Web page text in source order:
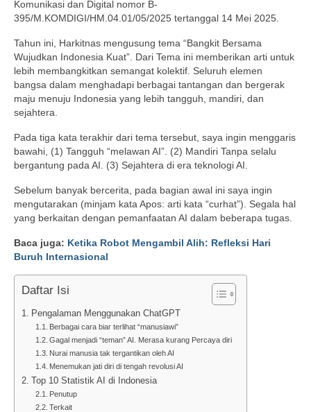
Komunikasi dan Digital nomor B-
395/M.KOMDIGI/HM.04.01/05/2025 tertanggal 14 Mei 2025.
Tahun ini, Harkitnas mengusung tema “Bangkit Bersama
Wujudkan Indonesia Kuat”. Dari Tema ini memberikan arti untuk
lebih membangkitkan semangat kolektif. Seluruh elemen
bangsa dalam menghadapi berbagai tantangan dan bergerak
maju menuju Indonesia yang lebih tangguh, mandiri, dan
sejahtera.
Pada tiga kata terakhir dari tema tersebut, saya ingin menggaris
bawahi, (1) Tangguh “melawan AI”. (2) Mandiri Tanpa selalu
bergantung pada AI. (3) Sejahtera di era teknologi AI.
Sebelum banyak bercerita, pada bagian awal ini saya ingin
mengutarakan (minjam kata Apos: arti kata “curhat”). Segala hal
yang berkaitan dengan pemanfaatan AI dalam beberapa tugas.
Baca juga: Ketika Robot Mengambil Alih: Refleksi Hari
Buruh Internasional
Daftar Isi
Pengalaman Menggunakan ChatGPT
Berbagai cara biar terlihat “manusiawi”
Gagal menjadi “teman” AI. Merasa kurang Percaya diri
Nurai manusia tak tergantikan oleh AI
Menemukan jati diri di tengah revolusi AI
Top 10 Statistik AI di Indonesia
Penutup
Terkait